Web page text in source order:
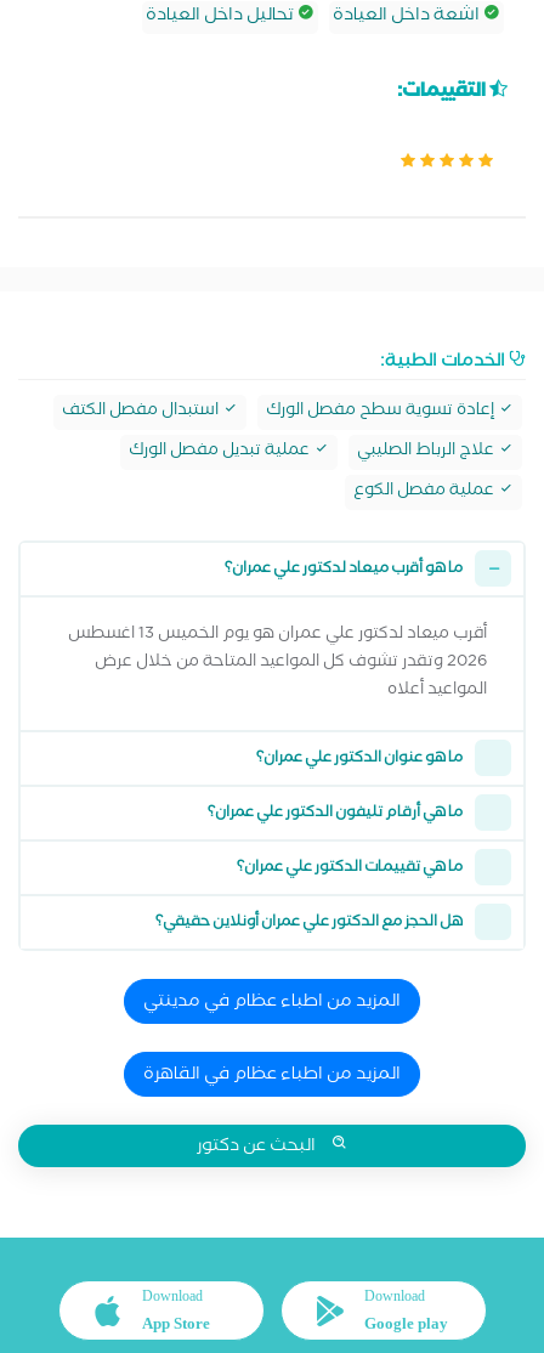
اشعة داخل العيادة
تحاليل داخل العيادة
التقييمات:
الخدمات الطبية:
إعادة تسوية سطح مفصل الورك
استبدال مفصل الكتف
علاج الرباط الصليبي
عملية تبديل مفصل الورك
عملية مفصل الكوع
ما هو أقرب ميعاد لدكتور علي عمران؟
أقرب ميعاد لدكتور علي عمران هو يوم الخميس 13 اغسطس
2026 وتقدر تشوف كل المواعيد المتاحة من خلال عرض
المواعيد أعلاه
ما هو عنوان الدكتور علي عمران؟
ما هي أرقام تليفون الدكتور علي عمران؟
ما هي تقييمات الدكتور علي عمران؟
هل الحجز مع الدكتور علي عمران أونلاين حقيقي؟
المزيد من اطباء عظام في مدينتي
المزيد من اطباء عظام في القاهرة
البحث عن دكتور
Download
Google play
Download
App Store